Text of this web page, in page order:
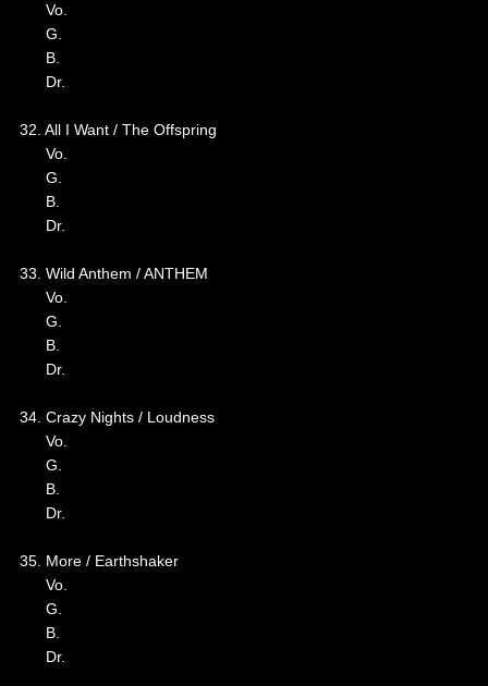
Vo.
G.
B.
Dr.
32. All I Want / The Offspring
Vo.
G.
B.
Dr.
33. Wild Anthem / ANTHEM
Vo.
G.
B.
Dr.
34. Crazy Nights / Loudness
Vo.
G.
B.
Dr.
35. More / Earthshaker
Vo.
G.
B.
Dr.